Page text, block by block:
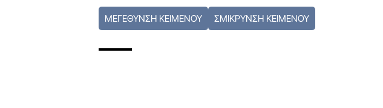
ΜΕΓΕΘΥΝΣΗ ΚΕΙΜΕΝΟΥ ΣΜΙΚΡΥΝΣΗ ΚΕΙΜΕΝΟΥ